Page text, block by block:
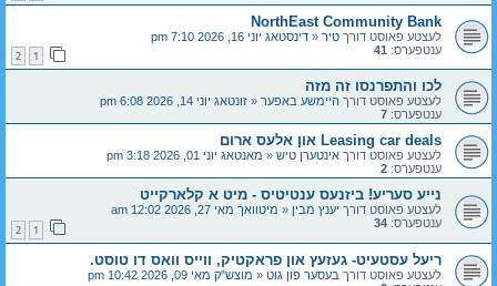
NorthEast Community Bank
לעצטע פאוסט דורך טיר « דינסטאג יוני 16, 2026 7:10 pm
ענטפערס: 41
1
2
לכו והתפרנסו זה מזה
לעצטע פאוסט דורך היימשע באפער « זונטאג יוני 14, 2026 6:08 pm
ענטפערס: 7
Leasing car deals און אלעס ארום
לעצטע פאוסט דורך אינטערן טיש « מאנטאג יוני 01, 2026 3:18 pm
ענטפערס: 2
נייע סעריע! ביזנעס ענטיטיס - מיט א קלארקייט
לעצטע פאוסט דורך יענץ מבין « מיטוואך מאי 27, 2026 12:02 am
ענטפערס: 34
1
2
ריעל עסטעיט- געזעץ און פראקטיק, ווייס וואס דו טוסט.
לעצטע פאוסט דורך בעסער פון גוט « מוצש"ק מאי 09, 2026 10:42 pm